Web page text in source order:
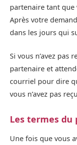
partenaire tant que
Après votre
dans les jours qui
Si vous n’avez pas
partenaire et
courriel pour dire
vous n’avez pas
Les termes
Une fois que vous